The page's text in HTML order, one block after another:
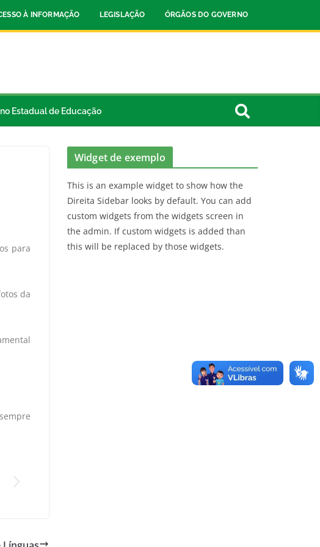
À INFORMAÇÃO LEGISLAÇÃO ÓRGÃOS DO GOVERNO
Estadual de Educação
para
da
Widget de exemplo
This is an example widget to show how the
Direita Sidebar looks by default. You can add
custom widgets from the widgets screen in
the admin. If custom widgets is added than
this will be replaced by those widgets.